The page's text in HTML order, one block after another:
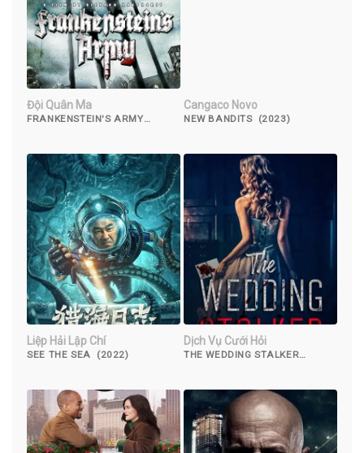
Đội Quân Ma
FRANKENSTEIN'S ARMY
Cangaco Novo
NEW BANDITS (2023)
Liệp Hải Lập Chí
SEE THE SEA (2022)
Dịch Vụ Cưới Hỏi
THE WEDDING STALKER